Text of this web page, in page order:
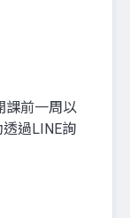
課前一周以
過LINE詢